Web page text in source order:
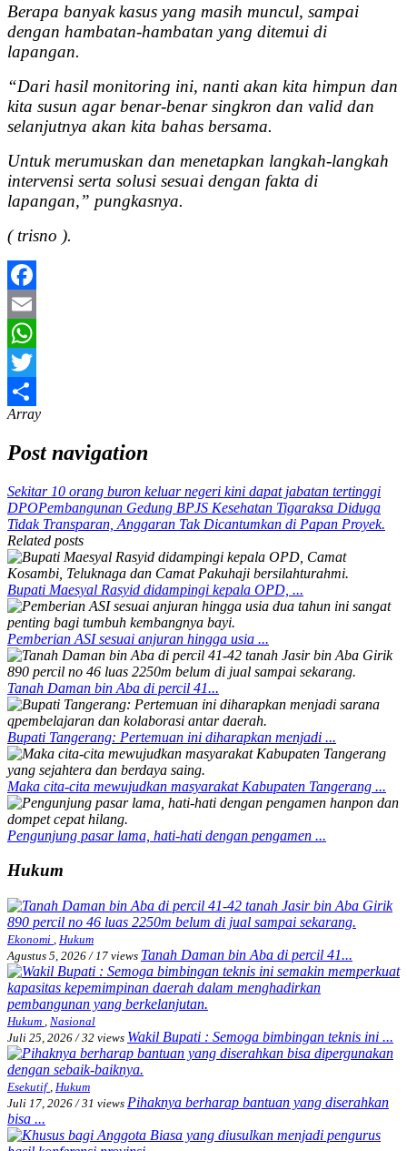
Berapa banyak kasus yang masih muncul, sampai
dengan hambatan-hambatan yang ditemui di
lapangan.
“Dari hasil monitoring ini, nanti akan kita himpun dan
kita susun agar benar-benar singkron dan valid dan
selanjutnya akan kita bahas bersama.
Untuk merumuskan dan menetapkan langkah-langkah
intervensi serta solusi sesuai dengan fakta di
lapangan,” pungkasnya.
( trisno ).
Facebook
Email
WhatsApp
Twitter
Share
Array
Post navigation
Sekitar 10 orang buron keluar negeri kini dapat jabatan tertinggi
DPOPembangunan Gedung BPJS Kesehatan Tigaraksa Diduga
Tidak Transparan, Anggaran Tak Dicantumkan di Papan Proyek.
Related posts
Bupati Maesyal Rasyid didampingi kepala OPD, ...
Pemberian ASI sesuai anjuran hingga usia ...
Tanah Daman bin Aba di percil 41...
Bupati Tangerang: Pertemuan ini diharapkan menjadi ...
Maka cita-cita mewujudkan masyarakat Kabupaten Tangerang ...
Pengunjung pasar lama, hati-hati dengan pengamen ...
Hukum
Ekonomi , Hukum
Agustus 5, 2026 / 17 views Tanah Daman bin Aba di percil 41...
Hukum , Nasional
Juli 25, 2026 / 32 views Wakil Bupati : Semoga bimbingan teknis ini ...
Esekutif , Hukum
Juli 17, 2026 / 31 views Pihaknya berharap bantuan yang diserahkan
bisa ...